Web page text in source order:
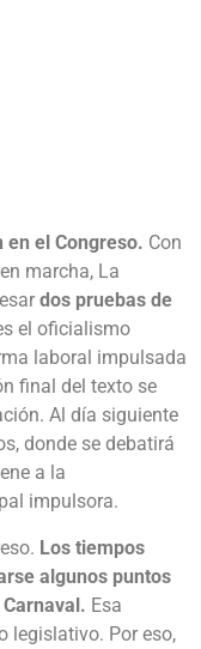
en el Congreso. Con
marcha, La
dos pruebas de
el oficialismo
laboral impulsada
final del texto se
Al día siguiente
donde se debatirá
a la
impulsora.
Los tiempos
algunos puntos
Esa
legislativo. Por eso,